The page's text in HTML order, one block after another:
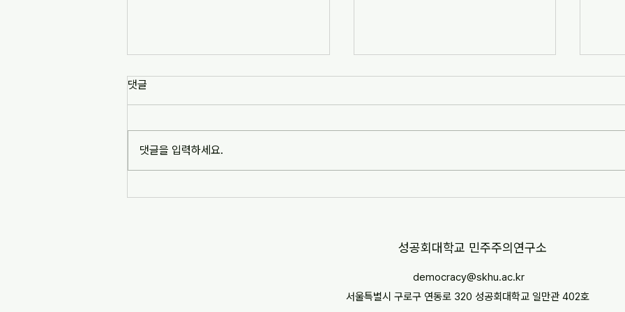
댓글
댓글을 입력하세요.
​성공회대학교 민주주의연구소
democracy@skhu.ac.kr
서울특별시 구로구 연동로 320 성공회대학교 일만관 402호